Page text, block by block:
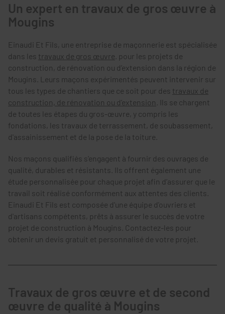
Un expert en travaux de gros œuvre à
Mougins
Einaudi Et Fils, une entreprise de maçonnerie est spécialisée
dans les travaux de gros œuvre . pour les projets de
construction, de rénovation ou d’extension dans la région de
Mougins. Leurs maçons expérimentés peuvent intervenir sur
tous les types de chantiers que ce soit pour des travaux de
construction, de rénovation ou d’extension
. Ils se chargent
de toutes les étapes du gros-œuvre, y compris les
fondations, les travaux de terrassement, de soubassement,
d'assainissement et de la pose de la toiture.
Nos maçons qualifiés s'engagent à fournir des ouvrages de
qualité, durables et résistants. Ils offrent également une
étude personnalisée pour chaque projet afin d’assurer que le
travail soit réalisé conformément aux attentes des clients.
Einaudi Et Fils est composée d'une équipe d'ouvriers et
d'artisans compétents, prêts à assurer le succès de votre
projet de construction à Mougins. Contactez-les pour
obtenir un devis gratuit et personnalisé de votre projet.
Travaux de gros œuvre et de second
œuvre de qualité à Mougins